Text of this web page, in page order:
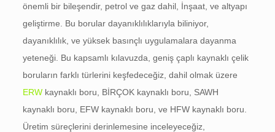
önemli bir bileşendir, petrol ve gaz dahil, İnşaat, ve altyapı
geliştirme. Bu borular dayanıklılıklarıyla biliniyor,
dayanıklılık, ve yüksek basınçlı uygulamalara dayanma
yeteneği. Bu kapsamlı kılavuzda, geniş çaplı kaynaklı çelik
boruların farklı türlerini keşfedeceğiz, dahil olmak üzere
ERWkaynaklı boru, BİRÇOK kaynaklı boru, SAWH
kaynaklı boru, EFW kaynaklı boru, ve HFW kaynaklı boru.
Üretim süreçlerini derinlemesine inceleyeceğiz,